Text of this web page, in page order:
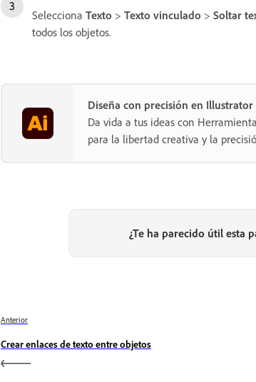
Selecciona Texto > Texto vinculado > Soltar
todos los objetos.
Diseña con precisión en Illustrator
Da vida a tus ideas con
para la libertad creativa y la
¿Te ha parecido útil esta
Anterior
Crear enlaces de texto entre objetos